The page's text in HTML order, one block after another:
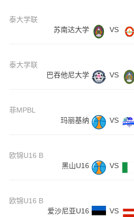
泰大学联
苏南达大学
VS
泰大学联
巴吞他尼大学
VS
菲MPBL
玛丽基纳
VS
欧锦U16 B
黑山U16
VS
欧锦U16 B
爱沙尼亚U16
VS